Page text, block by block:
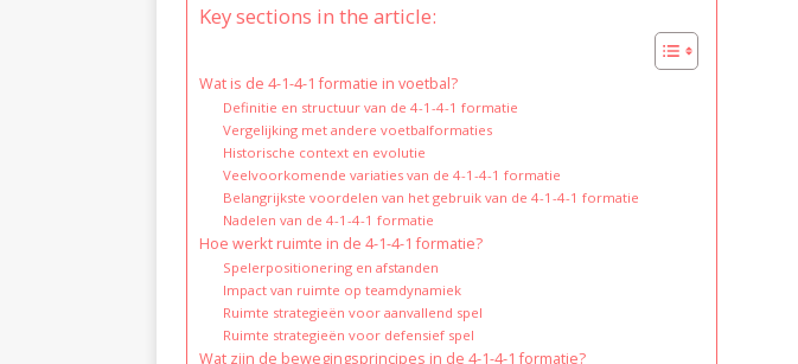
Key sections in the article:
Wat is de 4-1-4-1 formatie in voetbal?
Definitie en structuur van de 4-1-4-1 formatie
Vergelijking met andere voetbalformaties
Historische context en evolutie
Veelvoorkomende variaties van de 4-1-4-1 formatie
Belangrijkste voordelen van het gebruik van de 4-1-4-1 formatie
Nadelen van de 4-1-4-1 formatie
Hoe werkt ruimte in de 4-1-4-1 formatie?
Spelerpositionering en afstanden
Impact van ruimte op teamdynamiek
Ruimte strategieën voor aanvallend spel
Ruimte strategieën voor defensief spel
Wat zijn de bewegingsprincipes in de 4-1-4-1 formatie?